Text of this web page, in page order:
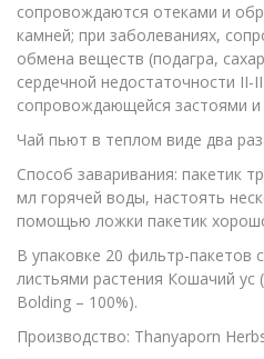
сопровождаются отеками и
камней; при заболеваниях,
обмена веществ (подагра,
сердечной недостаточности II-
сопровождающейся застоями и
Чай пьют в теплом виде два
Способ заваривания: пакетик
мл горячей воды, настоять
помощью ложки пакетик
В упаковке 20 фильтр-
листьями растения Кошачий ус
Bolding – 100%).
Производство: Thanyaporn